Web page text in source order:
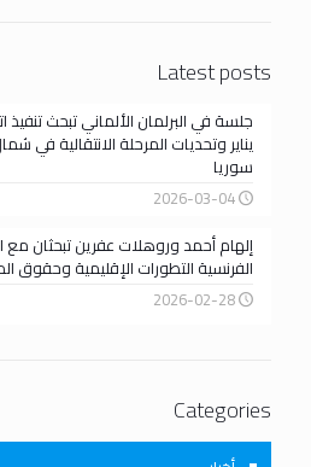
Latest posts
يناير وتحديات المرحلة الانتقالية في
سوريا
2026-03-04
إلهام أحمد وروهلات عفرين تبحثان مع
الفرنسية التطورات الإقليمية وحقوق
2026-02-28
Categories